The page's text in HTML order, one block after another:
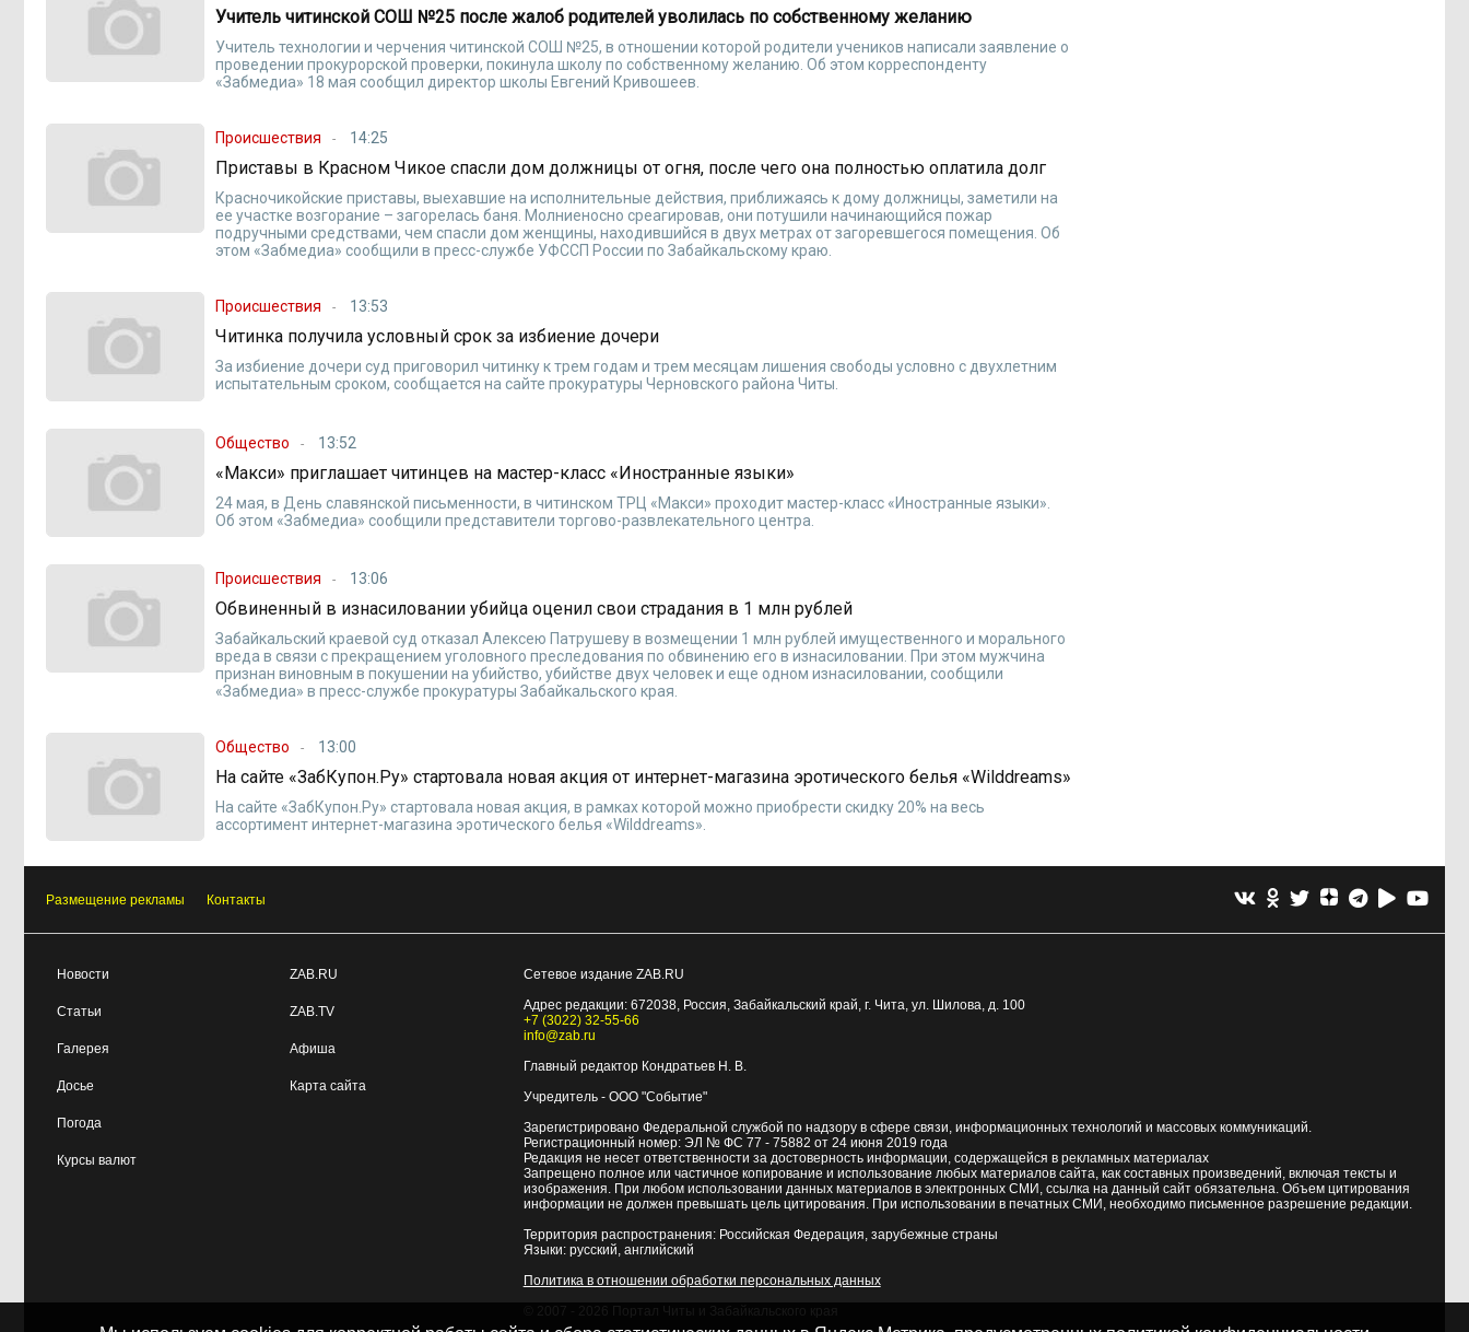
Учитель читинской СОШ №25 после жалоб родителей уволилась по собственному желанию
Учитель технологии и черчения читинской СОШ №25, в отношении которой родители учеников написали заявление о
проведении прокурорской проверки, покинула школу по собственному желанию. Об этом корреспонденту
«Забмедиа» 18 мая сообщил директор школы Евгений Кривошеев.
Происшествия 14:25
Приставы в Красном Чикое спасли дом должницы от огня, после чего она полностью оплатила долг
Красночикойские приставы, выехавшие на исполнительные действия, приближаясь к дому должницы, заметили на
ее участке возгорание – загорелась баня. Молниеносно среагировав, они потушили начинающийся пожар
подручными средствами, чем спасли дом женщины, находившийся в двух метрах от загоревшегося помещения. Об
этом «Забмедиа» сообщили в пресс-службе УФССП России по Забайкальскому краю.
Происшествия 13:53
Читинка получила условный срок за избиение дочери
За избиение дочери суд приговорил читинку к трем годам и трем месяцам лишения свободы условно с двухлетним
испытательным сроком, сообщается на сайте прокуратуры Черновского района Читы.
Общество 13:52
«Макси» приглашает читинцев на мастер-класс «Иностранные языки»
24 мая, в День славянской письменности, в читинском ТРЦ «Макси» проходит мастер-класс «Иностранные языки».
Об этом «Забмедиа» сообщили представители торгово-развлекательного центра.
Происшествия 13:06
Обвиненный в изнасиловании убийца оценил свои страдания в 1 млн рублей
Забайкальский краевой суд отказал Алексею Патрушеву в возмещении 1 млн рублей имущественного и морального
вреда в связи с прекращением уголовного преследования по обвинению его в изнасиловании. При этом мужчина
признан виновным в покушении на убийство, убийстве двух человек и еще одном изнасиловании, сообщили
«Забмедиа» в пресс-службе прокуратуры Забайкальского края.
Общество 13:00
На сайте «ЗабКупон.Ру» стартовала новая акция от интернет-магазина эротического белья «Wilddreams»
На сайте «ЗабКупон.Ру» стартовала новая акция, в рамках которой можно приобрести скидку 20% на весь
ассортимент интернет-магазина эротического белья «Wilddreams».
Размещение рекламы Контакты
Новости
Статьи
Галерея
Досье
Погода
Курсы валют
ZAB.RU
ZAB.TV
Афиша
Карта сайта
Сетевое издание ZAB.RU
Адрес редакции: 672038, Россия, Забайкальский край, г. Чита, ул. Шилова, д. 100
+7 (3022) 32-55-66
info@zab.ru
Главный редактор Кондратьев Н. В.
Учредитель - ООО "Событие"
Зарегистрировано Федеральной службой по надзору в сфере связи, информационных технологий и массовых коммуникаций.
Регистрационный номер: ЭЛ № ФС 77 - 75882 от 24 июня 2019 года
Редакция не несет ответственности за достоверность информации, содержащейся в рекламных материалах
Запрещено полное или частичное копирование и использование любых материалов сайта, как составных произведений, включая тексты и
изображения. При любом использовании данных материалов в электронных СМИ, ссылка на данный сайт обязательна. Объем цитирования
информации не должен превышать цель цитирования. При использовании в печатных СМИ, необходимо письменное разрешение редакции.
Территория распространения: Российская Федерация, зарубежные страны
Языки: русский, английский
Политика в отношении обработки персональных данных